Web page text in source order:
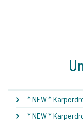
* NEW *
* NEW *